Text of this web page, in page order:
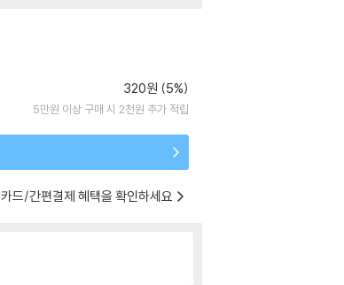
320원 (5%)
5만원 이상 구매 시 2천원 추가 적립
카드/간편결제 혜택을 확인하세요